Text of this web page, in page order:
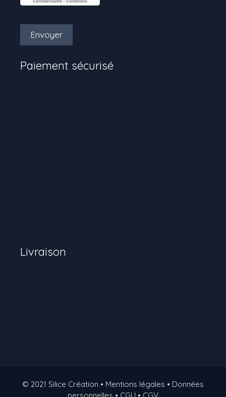
Envoyer
Paiement sécurisé
Livraison
© 2021 Silice Création • Mentions légales • Données